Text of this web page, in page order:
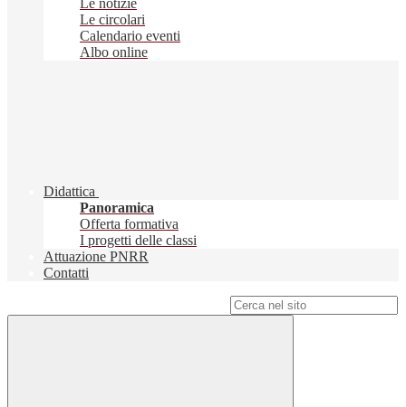
Le notizie
Le circolari
Calendario eventi
Albo online
Didattica
Panoramica
Offerta formativa
I progetti delle classi
Attuazione PNRR
Contatti